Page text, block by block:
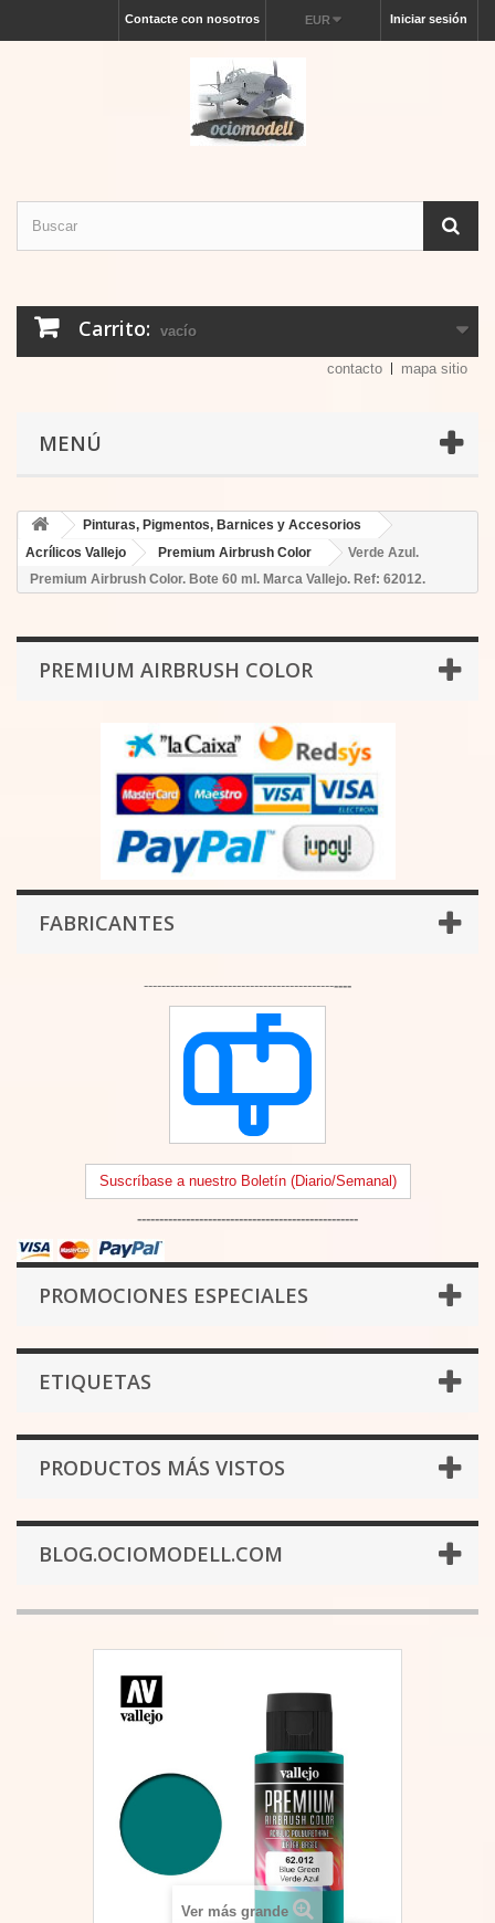
Iniciar sesión
EUR
Contacte con nosotros
Carrito: vacío
contacto mapa sitio
MENÚ
Pinturas, Pigmentos, Barnices y Accesorios
Acrílicos Vallejo
Premium Airbrush Color
Verde Azul.
Premium Airbrush Color. Bote 60 ml. Marca Vallejo. Ref: 62012.
PREMIUM AIRBRUSH COLOR
FABRICANTES
-----------------------------------------------
Suscríbase a nuestro Boletín (Diario/Semanal)
--------------------------------------------------
PROMOCIONES ESPECIALES
ETIQUETAS
PRODUCTOS MÁS VISTOS
BLOG.OCIOMODELL.COM
Ver más grande